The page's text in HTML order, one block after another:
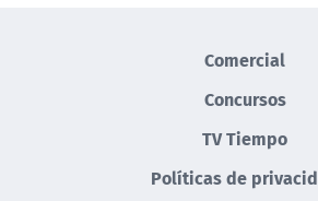
Comercial
Concursos
TV Tiempo
Políticas de